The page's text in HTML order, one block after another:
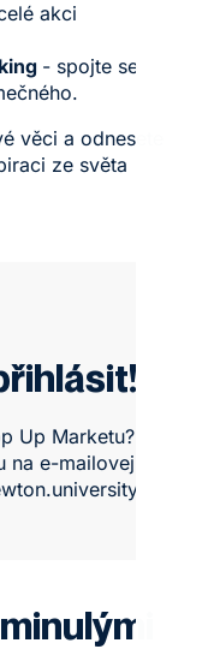
akci
- spojte se
věci a odnesete
ze světa
Up Marketu?
na e-mailovej